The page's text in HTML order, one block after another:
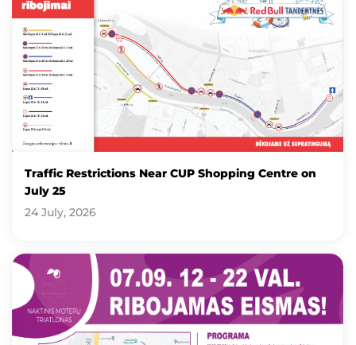
Traffic Restrictions Near CUP Shopping Centre on
July 25
24 July, 2026